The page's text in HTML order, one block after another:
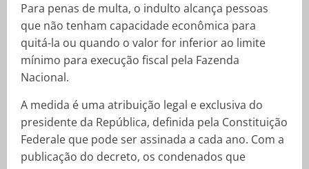
Para penas de multa, o indulto alcança pessoas
que não tenham capacidade econômica para
quitá-la ou quando o valor for inferior ao limite
mínimo para execução fiscal pela Fazenda
Nacional.
A medida é uma atribuição legal e exclusiva do
presidente da República, definida pela Constituição
Federale que pode ser assinada a cada ano. Com a
publicação do decreto, os condenados que